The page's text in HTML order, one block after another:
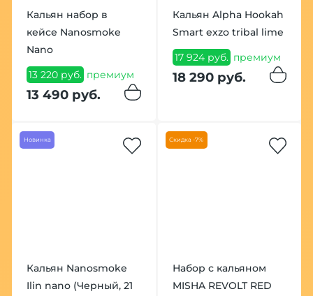
Кальян набор в
кейсе Nanosmoke
Nano
13 220 руб. премиум
13 490 руб.
Кальян Alpha Hookah
Smart exzo tribal lime
17 924 руб. премиум
18 290 руб.
Новинка
Кальян Nanosmoke
Ilin nano (Черный, 21
Скидка -7%
Набор с кальяном
MISHA REVOLT RED